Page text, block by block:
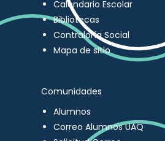
Calendario Escolar
Bibliotecas
Contraloría Social
Mapa de sitio
Comunidades
Alumnos
Correo Alumnos UAQ